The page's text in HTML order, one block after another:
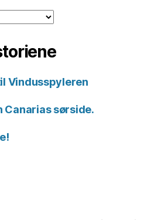
Vindusspyleren
Canarias sørside.